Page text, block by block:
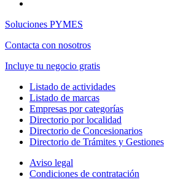
Soluciones PYMES
Contacta con nosotros
Incluye tu negocio gratis
Listado de actividades
Listado de marcas
Empresas por categorías
Directorio por localidad
Directorio de Concesionarios
Directorio de Trámites y Gestiones
Aviso legal
Condiciones de contratación